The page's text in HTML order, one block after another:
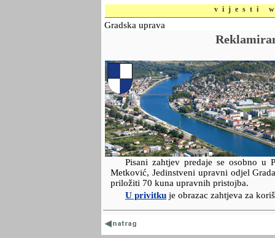
vijesti
Gradska uprava
Pisani zahtjev predaje se osobno u
Metković, Jedinstveni upravni odjel
priložiti 70 kuna upravnih pristojba.
U privitku je obrazac zahtjeva za